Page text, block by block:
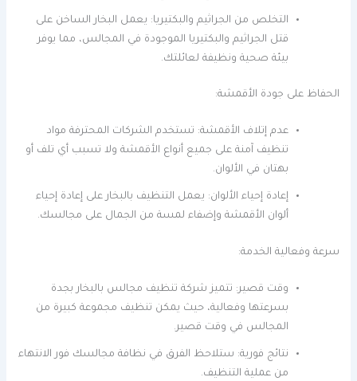
التخلص من الجراثيم والبكتيريا: يعمل البخار الساخن على
قتل الجراثيم والبكتيريا الموجودة في المجالس، مما يوفر
بيئة صحية ونظيفة لعائلتك.
الحفاظ على جودة الأقمشة:
عدم إتلاف الأقمشة: تستخدم الشركات المحترفة مواد
تنظيف آمنة على جميع أنواع الأقمشة ولا تسبب أي تلف أو
بهتان في الألوان.
إعادة إحياء الألوان: يعمل التنظيف بالبخار على إعادة إحياء
ألوان الأقمشة وإضفاء لمسة من الجمال على مجالسك.
سرعة وفعالية الخدمة:
وقت قصير: تتميز شركة تنظيف مجالس بالبخار بجدة
بسرعتها وفعالية، حيث يمكن تنظيف مجموعة كبيرة من
المجالس في وقت قصير.
نتائج فورية: ستلاحظ الفرق في نظافة مجالسك فور الانتهاء
من عملية التنظيف.